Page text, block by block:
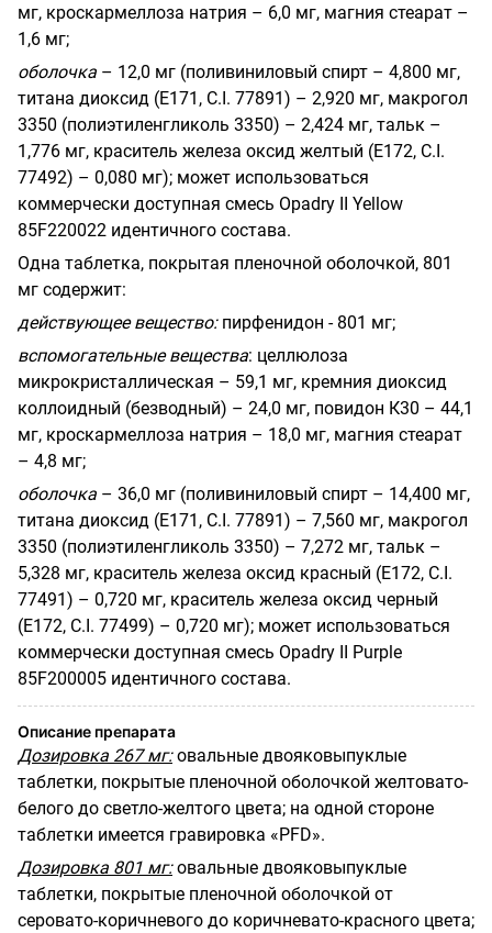
мг, кроскармеллоза натрия – 6,0 мг, магния стеарат –
1,6 мг;
оболочка – 12,0 мг (поливиниловый спирт – 4,800 мг,
титана диоксид (Е171, C.I. 77891) – 2,920 мг, макрогол
3350 (полиэтиленгликоль 3350) – 2,424 мг, тальк –
1,776 мг, краситель железа оксид желтый (Е172, C.I.
77492) – 0,080 мг); может использоваться
коммерчески доступная смесь Opadry II Yellow
85F220022 идентичного состава.
Одна таблетка, покрытая пленочной оболочкой, 801
мг содержит:
действующее вещество: пирфенидон - 801 мг;
вспомогательные вещества: целлюлоза
микрокристаллическая – 59,1 мг, кремния диоксид
коллоидный (безводный) – 24,0 мг, повидон К30 – 44,1
мг, кроскармеллоза натрия – 18,0 мг, магния стеарат
– 4,8 мг;
оболочка – 36,0 мг (поливиниловый спирт – 14,400 мг,
титана диоксид (Е171, C.I. 77891) – 7,560 мг, макрогол
3350 (полиэтиленгликоль 3350) – 7,272 мг, тальк –
5,328 мг, краситель железа оксид красный (Е172, C.I.
77491) – 0,720 мг, краситель железа оксид черный
(Е172, C.I. 77499) – 0,720 мг); может использоваться
коммерчески доступная смесь Opadry II Purple
85F200005 идентичного состава.
Описание препарата
Дозировка 267 мг: овальные двояковыпуклые
таблетки, покрытые пленочной оболочкой желтовато-
белого до светло-желтого цвета; на одной стороне
таблетки имеется гравировка «PFD».
Дозировка 801 мг: овальные двояковыпуклые
таблетки, покрытые пленочной оболочкой от
серовато-коричневого до коричневато-красного цвета;